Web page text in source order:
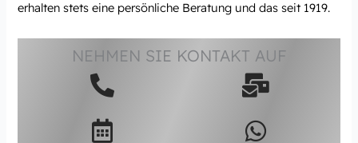
erhalten stets eine persönliche Beratung und das seit 1919.
NEHMEN SIE KONTAKT AUF